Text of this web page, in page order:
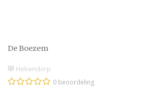
De Boezem
Hekendorp
0 beoordeling